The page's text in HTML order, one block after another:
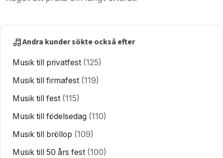
Andra kunder sökte också efter
Musik till privatfest (125)
Musik till firmafest (119)
Musik till fest (115)
Musik till födelsedag (110)
Musik till bröllop (109)
Musik till 50 års fest (100)